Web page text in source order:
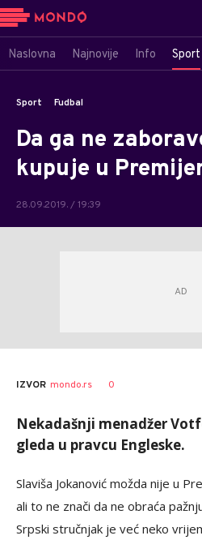
Naslovna Najnovije Info Sport
Sport Fudbal
Da ga ne
kupuje u
28.09.2019. / 19:39
IZVOR mondo.rs 0
Nekadašnji menadžer
gleda u pravcu Engleske.
Slaviša Jokanović možda nije u
ali to ne znači da ne obraća
Srpski stručnjak je već neko